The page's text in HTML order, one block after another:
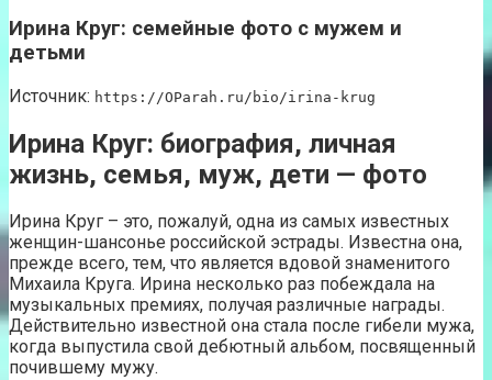
Ирина Круг: семейные фото с мужем и
детьми
Источник: https://OParah.ru/bio/irina-krug
Ирина Круг: биография, личная
жизнь, семья, муж, дети — фото
Ирина Круг – это, пожалуй, одна из самых известных
женщин-шансонье российской эстрады. Известна она,
прежде всего, тем, что является вдовой знаменитого
Михаила Круга. Ирина несколько раз побеждала на
музыкальных премиях, получая различные награды.
Действительно известной она стала после гибели мужа,
когда выпустила свой дебютный альбом, посвященный
почившему мужу.